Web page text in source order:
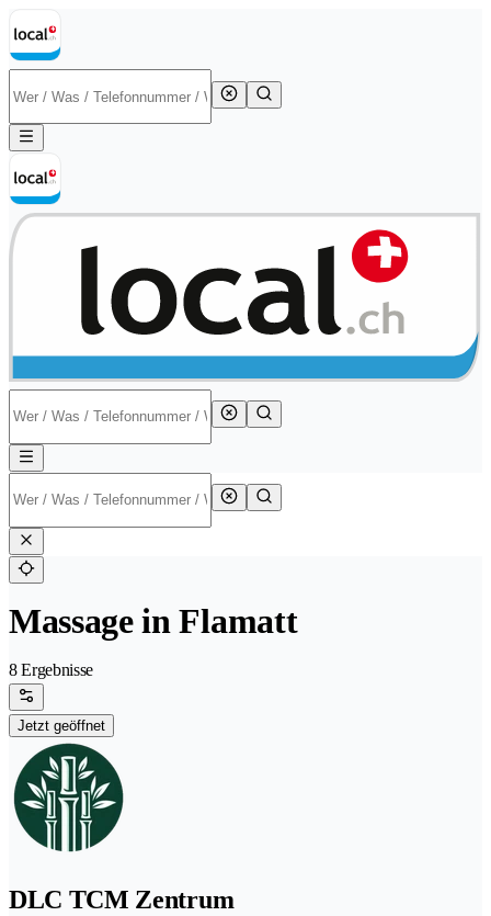
Massage in Flamatt
8 Ergebnisse
Jetzt geöffnet
DLC TCM Zentrum